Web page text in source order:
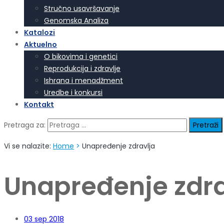
Stručno usavršavanje
Genomska Analiza
Katalozi
Aktuelno
O bikovima i genetici
Reprodukcija i zdravlje
Ishrana i menadžment
Uredbe i konkursi
Kontakt
Pretraga za:
Vi se nalazite: Home > Unapređenje zdravlja
Unapređenje
03 sep 2018